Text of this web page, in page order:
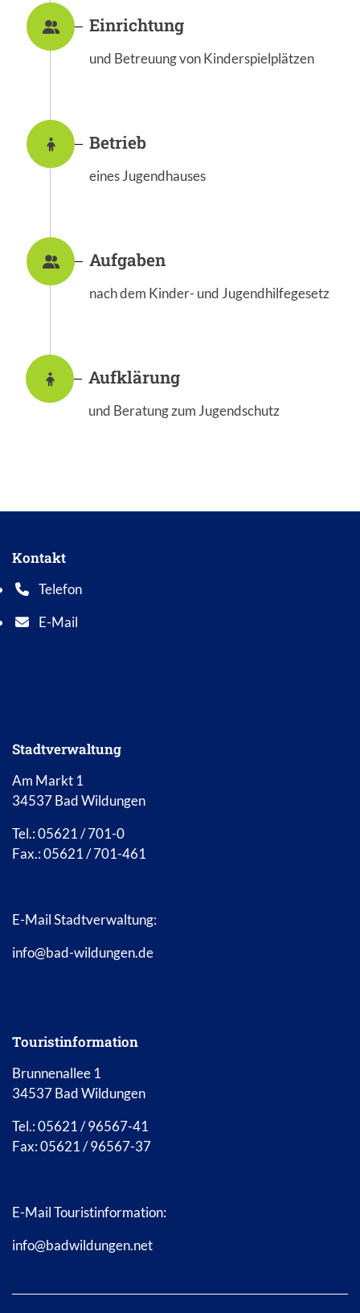
Einrichtung
und Betreuung von Kinderspielplätzen
Betrieb
eines Jugendhauses
Aufgaben
nach dem Kinder- und Jugendhilfegesetz
Aufklärung
und Beratung zum Jugendschutz
Kontakt
Telefon
Telefonnummer: 0 5 6 2 1 7 0 1 0
E-Mail
E-Mail Adresse: info@bad-wildungen.de
Stadtverwaltung
Am Markt 1
34537 Bad Wildungen
Tel.: 05621 / 701-0
Fax.: 05621 / 701-461
E-Mail Stadtverwaltung:
info@bad-wildungen.de
Touristinformation
Brunnenallee 1
34537 Bad Wildungen
Tel.: 05621 / 96567-41
Fax: 05621 / 96567-37
E-Mail Touristinformation:
info@badwildungen.net